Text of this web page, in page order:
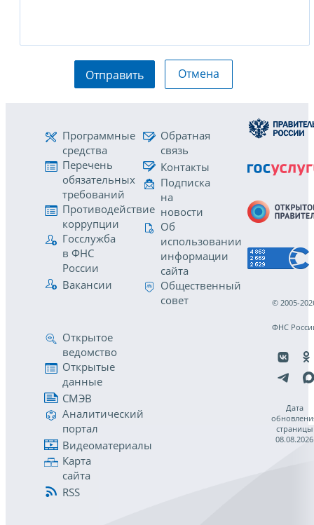
Отправить Отмена
Программные
средства
Перечень
обязательных
требований
Противодействие
коррупции
Госслужба
в ФНС
России
Вакансии
Обратная
связь
Контакты
Подписка
на
новости
Об
использовании
информации
сайта
Общественный
совет
Открытое
ведомство
Открытые
данные
СМЭВ
Аналитический
портал
Видеоматериалы
Карта
сайта
RSS
© 2005-
ФНС
Дата
страницы
08.08.2026